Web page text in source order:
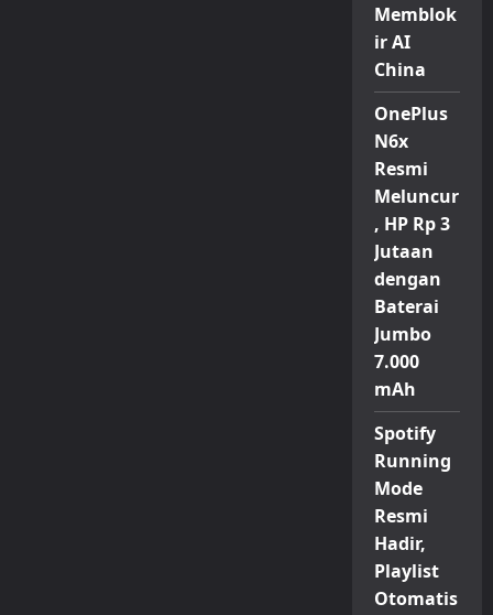
Memblok
ir AI
China
OnePlus
N6x
Resmi
Meluncur
, HP Rp 3
Jutaan
dengan
Baterai
Jumbo
7.000
mAh
Spotify
Running
Mode
Resmi
Hadir,
Playlist
Otomatis